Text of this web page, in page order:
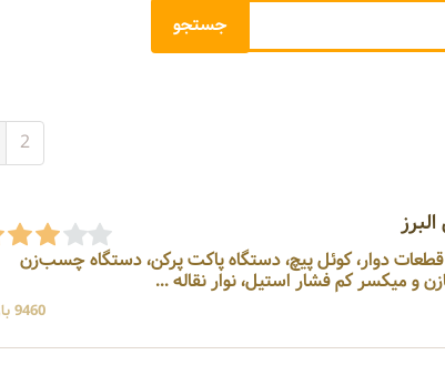
2
دوار، کوئل پیچ، دستگاه پاکت پرکن، دستگاه چسب‌زن
و میکسر کم فشار استیل، نوار نقاله ...
9460 بازدید